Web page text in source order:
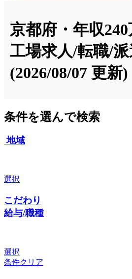
京都府・年収
工場求人/転職/
(2026/08/07 更新)
条件を選んで検索
地域
選択
こだわり
給与/職種
選択
条件クリア